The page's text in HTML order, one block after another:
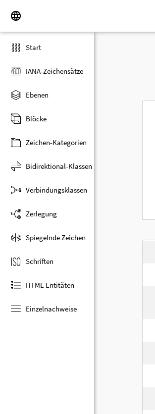
Start
IANA-Zeichensätze
Ebenen
Blöcke
Zeichen-Kategorien
Bidirektional-Klassen
Verbindungsklassen
Zerlegung
Spiegelnde Zeichen
Schriften
HTML-Entitäten
Einzelnachweise